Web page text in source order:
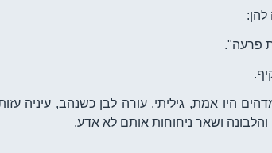
פרעה".
היו אמת, גיליתי. עורה לבן כשנהב, עיניה
ושאר ניחוחות אותם לא אדע.